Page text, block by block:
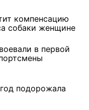
компенсацию
собаки женщине
в первой
подорожала